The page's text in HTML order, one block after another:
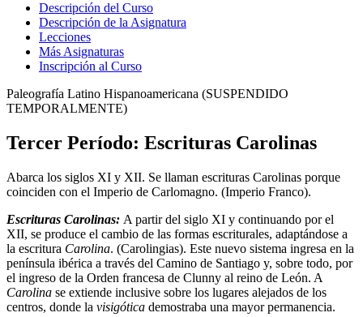
Descripción del Curso
Descripción de la Asignatura
Lecciones
Más Asignaturas
Inscripción al Curso
Paleografía Latino Hispanoamericana (SUSPENDIDO
TEMPORALMENTE)
Tercer Período: Escrituras Carolinas
Abarca los siglos XI y XII. Se llaman escrituras Carolinas porque
coinciden con el Imperio de Carlomagno. (Imperio Franco).
Escrituras Carolinas: A partir del siglo XI y continuando por el
XII, se produce el cambio de las formas escriturales, adaptándose a
la escritura Carolina. (Carolingias). Este nuevo sistema ingresa en la
península ibérica a través del Camino de Santiago y, sobre todo, por
el ingreso de la Orden francesa de Clunny al reino de León. A
Carolina se extiende inclusive sobre los lugares alejados de los
centros, donde la visigótica demostraba una mayor permanencia.